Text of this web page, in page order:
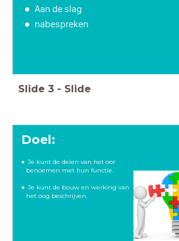
Aan de slag
nabespreken
Slide 3 - Slide
Doel:
Je kunt de delen van het oor
benoemen met hun functie.
Je kunt de bouw en werking van
het oog beschrijven.